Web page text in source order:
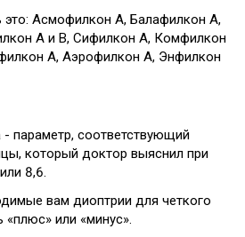
это: Асмофилкон А, Балафилкон А,
А и В, Сифилкон А, Комфилкон
А, Аэрофилкон А, Энфилкон
параметр, соответствующий
который доктор выяснил при
8,6.
вам диоптрии для четкого
или «минус».